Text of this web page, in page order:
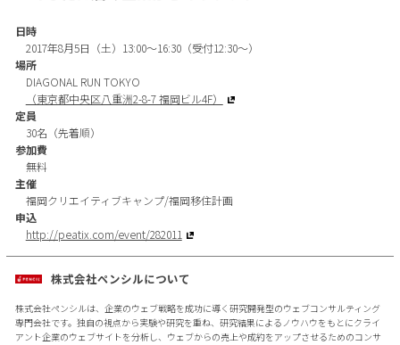
日時
2017年8月5日（土）13:00～16:30（受付12:30～）
場所
DIAGONAL RUN TOKYO
（東京都中央区八重洲2-8-7 福岡ビル4F）
定員
30名（先着順）
参加費
無料
主催
福岡クリエイティブキャンプ/福岡移住計画
申込
http://peatix.com/event/282011
株式会社ペンシルについて
株式会社ペンシルは、企業のウェブ戦略を成功に導く研究開発型のウェブコンサルティング
専門会社です。独自の視点から実験や研究を重ね、研究結果によるノウハウをもとにクライ
アント企業のウェブサイトを分析し、ウェブからの売上や成約をアップさせるためのコンサ